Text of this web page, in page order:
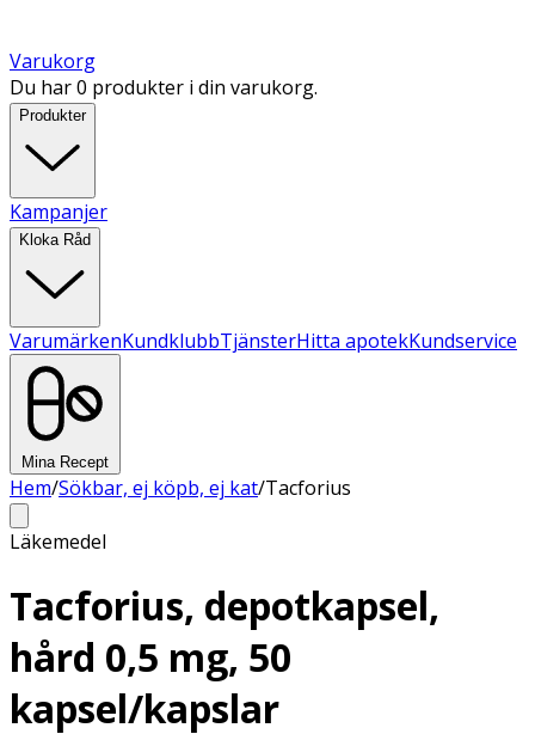
Varukorg
Du har 0 produkter i din varukorg.
Produkter
Kampanjer
Kloka Råd
VarumärkenKundklubbTjänsterHitta apotekKundservice
Mina Recept
Hem/Sökbar, ej köpb, ej kat/Tacforius
Läkemedel
Tacforius, depotkapsel,
hård 0,5 mg, 50
kapsel/kapslar